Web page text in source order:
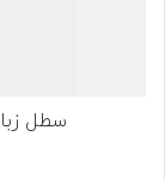
سطل زباله